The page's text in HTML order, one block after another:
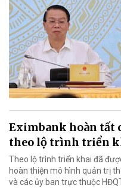
Eximbank hoàn tất
theo lộ trình triển
Theo lộ trình triển khai đã
hoàn thiện mô hình quản trị
và các ủy ban trực thuộc